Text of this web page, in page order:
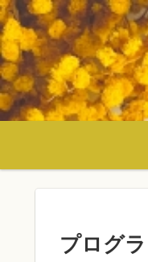
プログ